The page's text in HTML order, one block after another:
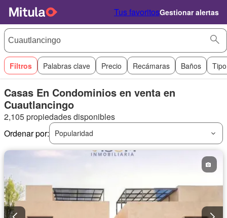
Tus favoritosGestionar alertas
Filtros Palabras clave Precio Recámaras Baños
Casas En Condominios en venta en
Cuautlancingo
2,105 propiedades disponibles
Ordenar por:
Popularidad